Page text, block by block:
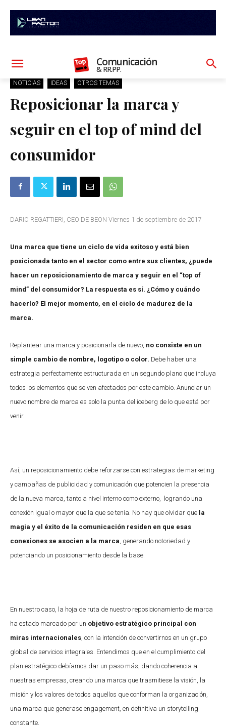
Comunicación
& RR.PP.
NOTICIAS IDEAS OTROS TEMAS
Reposicionar la marca y
seguir en el top of mind del
consumidor
DARIO REGATTIERI, CEO DE BEON Viernes 1 de septiembre de 2017
Una marca que tiene un ciclo de vida exitoso y está bien
posicionada tanto en el sector como entre sus clientes, ¿puede
hacer un reposicionamiento de marca y seguir en el “top of
mind” del consumidor? La respuesta es sí. ¿Cómo y cuándo
hacerlo? El mejor momento, en el ciclo de madurez de la
marca.
Replantear una marca y posicionarla de nuevo, no consiste en un
simple cambio de nombre, logotipo o color. Debe haber una
estrategia perfectamente estructurada en un segundo plano que incluya
todos los elementos que se ven afectados por este cambio. Anunciar un
nuevo nombre de marca es solo la punta del iceberg de lo que está por
venir.
Así, un reposicionamiento debe reforzarse con estrategias de marketing
y campañas de publicidad y comunicación que potencien la presencia
de la nueva marca, tanto a nivel interno como externo, logrando una
conexión igual o mayor que la que se tenía. No hay que olvidar que la
magia y el éxito de la comunicación residen en que esas
conexiones se asocien a la marca , generando notoriedad y
potenciando un posicionamiento desde la base.
En nuestro caso, la hoja de ruta de nuestro reposicionamiento de marca
ha estado marcado por un objetivo estratégico principal con
miras internacionales , con la intención de convertirnos en un grupo
global de servicios integrales. Entendimos que en el cumplimiento del
plan estratégico debíamos dar un paso más, dando coherencia a
nuestras empresas, creando una marca que trasmitiese la visión, la
misión y los valores de todos aquellos que conforman la organización,
una marca que generase engagement, en definitiva un storytelling
constante.